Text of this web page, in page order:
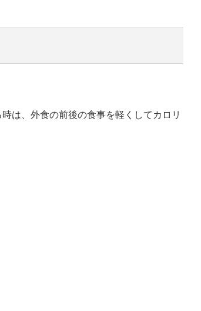
は、外食の前後の食事を軽くしてカロリ